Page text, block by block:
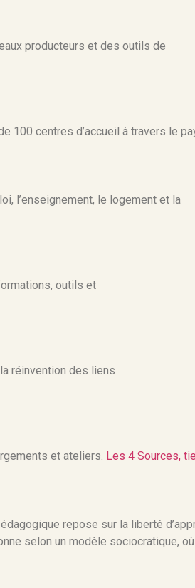
producteurs et des outils de
100 centres d’accueil à travers le
l’enseignement, le logement et la
outils et
réinvention des liens
et ateliers. Les 4 Sources,
repose sur la liberté
selon un modèle sociocratique,